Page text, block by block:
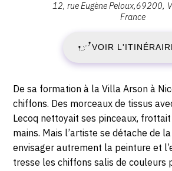
FACEBOOK
JUIN
-
4
du
Peuple,
69200
Vénissieux
12, rue Eugène Peloux 69200
France
VOIR
Description,
horaires...
De sa formation à la Villa Arson à
chiffons. Des morceaux de tissus
Lecoq nettoyait ses pinceaux,
mains. Mais l’artiste se détache de
envisager autrement la peinture et
tresse les chiffons salis de couleurs